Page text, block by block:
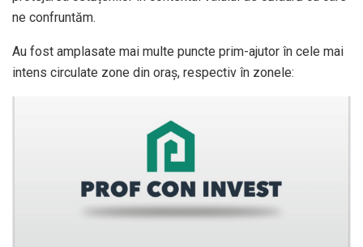
ne confruntăm.
Au fost amplasate mai multe puncte prim-ajutor în cele mai
intens circulate zone din oraș, respectiv în zonele: